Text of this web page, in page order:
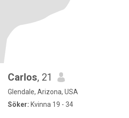
Carlos, 21
Glendale, Arizona, USA
Söker: Kvinna 19 - 34